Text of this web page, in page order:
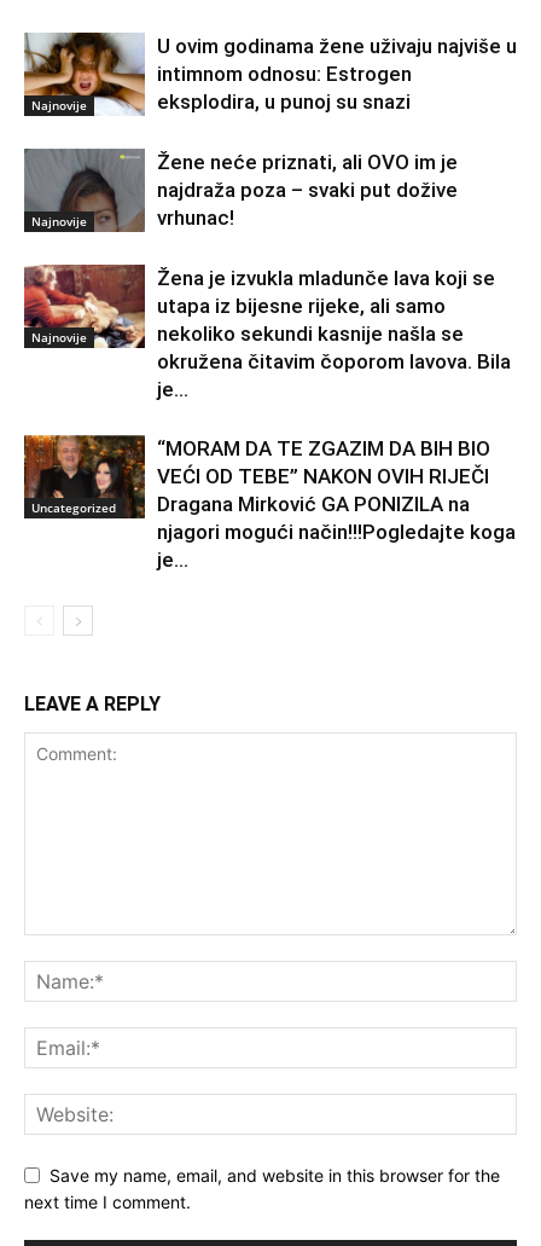
Najnovije
U ovim godinama žene uživaju najviše u
intimnom odnosu: Estrogen
eksplodira, u punoj su snazi
Najnovije
Žene neće priznati, ali OVO im je
najdraža poza – svaki put dožive
vrhunac!
Najnovije
Žena je izvukla mladunče lava koji se
utapa iz bijesne rijeke, ali samo
nekoliko sekundi kasnije našla se
okružena čitavim čoporom lavova. Bila
je...
Uncategorized
“MORAM DA TE ZGAZIM DA BIH BIO
VEĆI OD TEBE” NAKON OVIH RIJEČI
Dragana Mirković GA PONIZILA na
njagori mogući način!!!Pogledajte koga
je...
LEAVE A REPLY
Save my name, email, and website in this browser for the
next time I comment.